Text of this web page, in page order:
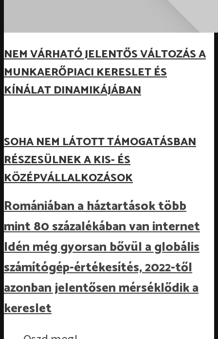
NEM VÁRHATÓ JELENTŐS VÁLTOZÁS A
MUNKAERŐPIACI KERESLET ÉS
KÍNÁLAT DINAMIKÁJÁBAN
SOHA NEM LÁTOTT TÁMOGATÁSBAN
RÉSZESÜLNEK A KIS- ÉS
KÖZÉPVÁLLALKOZÁSOK
Romániában a háztartások több
mint 80 százalékában van internet
Idén még gyorsan bővül a globális
számítógép-értékesítés, 2022-től
azonban jelentősen mérséklődik a
kereslet